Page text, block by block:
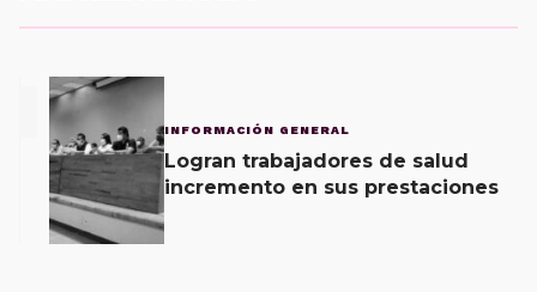
INFORMACIÓN GENERAL
Logran trabajadores de salud
incremento en sus prestaciones